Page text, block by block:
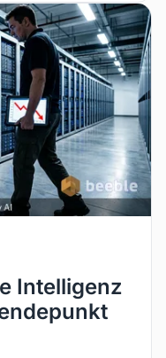
Intelligenz